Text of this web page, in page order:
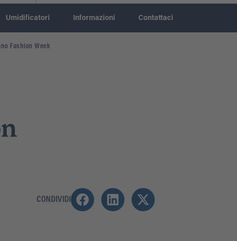
Umidificatori Informazioni Contattaci
Fashion Week
CONDIVIDI